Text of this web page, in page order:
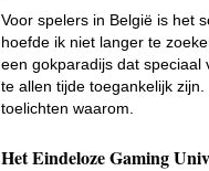
Voor spelers in België is het
hoefde ik niet langer te
een gokparadijs dat speciaal
te allen tijde toegankelijk
toelichten waarom.
Het Eindeloze Gaming